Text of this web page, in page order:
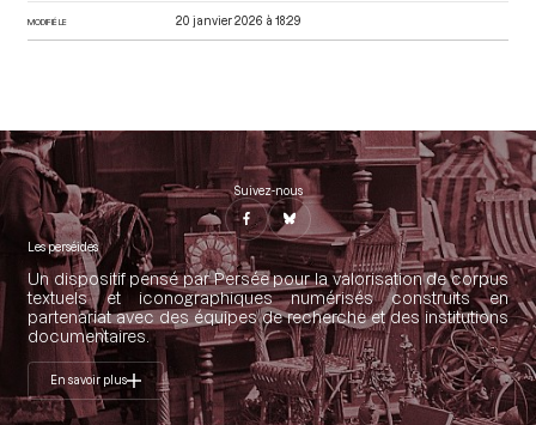
MODIFIÉ LE 20 janvier 2026 à 18:29
Suivez-nous
Les perséides
Un dispositif pensé par Persée pour la valorisation de corpus
textuels et iconographiques numérisés construits en
partenariat avec des équipes de recherche et des institutions
documentaires.
En savoir plus